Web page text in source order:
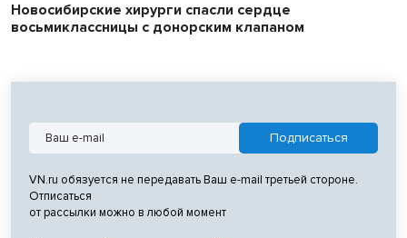
Новосибирские хирурги спасли сердце
восьмиклассницы с донорским клапаном
VN.ru обязуется не передавать Ваш e-mail третьей стороне.
Отписаться
от рассылки можно в любой момент